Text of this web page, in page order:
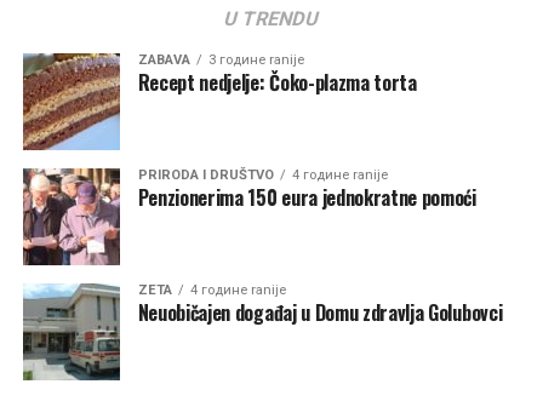
U TRENDU
ZABAVA 3 године ranije
Recept nedjelje: Čoko-plazma torta
PRIRODA I DRUŠTVO 4 године ranije
Penzionerima 150 eura jednokratne pomoći
ZETA 4 године ranije
Neuobičajen događaj u Domu zdravlja Golubovci